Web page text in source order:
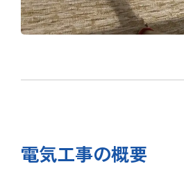
電気工事の概要